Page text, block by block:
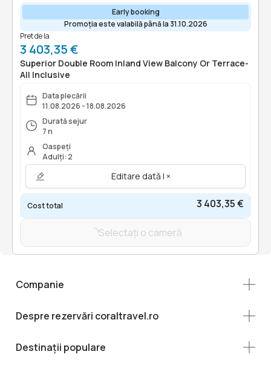
Early booking
Promoția este valabilă până la 31.10.2026
Pret de la
3 403,35 €
Superior Double Room Inland View Balcony Or Terrace-
All Inclusive
Data plecării
11.08.2026 - 18.08.2026
Durată sejur
7 n
Oaspeți
Adulți: 2
Editare dată | ×
Cost total 3 403,35 €
Selectați o cameră
Companie
Despre rezervări coraltravel.ro
Destinații populare